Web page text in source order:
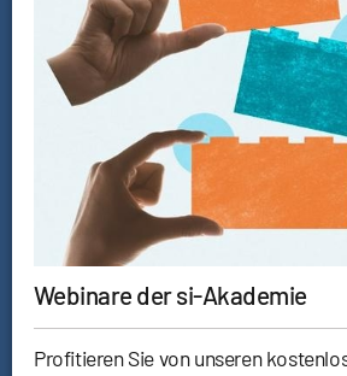
Webinare der si-Akademie
Profitieren Sie von unseren